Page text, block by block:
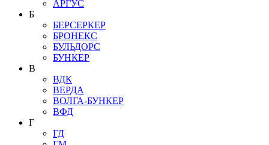
АРГУС
Б
БЕРСЕРКЕР
БРОНЕКС
БУЛЬДОРС
БУНКЕР
В
ВДК
ВЕРДА
ВОЛГА-БУНКЕР
ВФД
Г
ГД